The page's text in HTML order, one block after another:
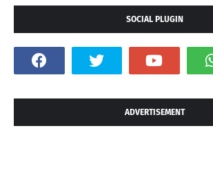
SOCIAL PLUGIN
ADVERTISEMENT